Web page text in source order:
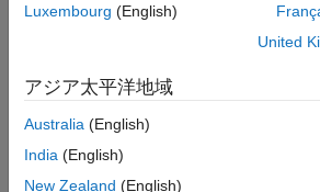
Simple Variable
ロックは、同じブロックの代替構成です
6DOF (Euler Angles)
表現を実装する
Luxembourg (English)
United
アジア太平洋地域
Australia (English)
India (English)
New Zealand (English)